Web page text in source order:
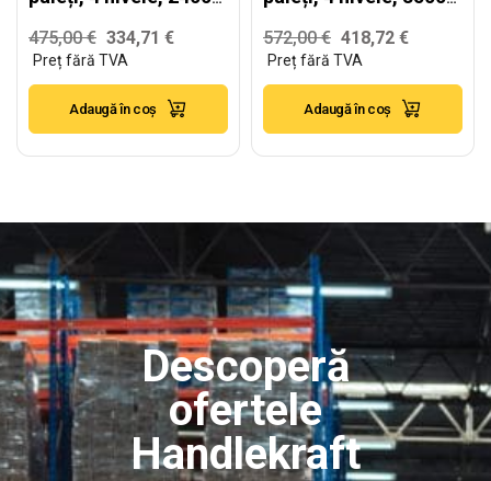
kg/nivel – H:6000mm
x L:1980mm x
W:1100mm, 2400
kg/nivel
475,00€ 334,71 €
Adaugă în coș
kg/nivel – H:6000mm
x L:2880mm x
W:1100mm, 3500
kg/nivel
572,00€ 418,72 €
Adaugă în coș
Descoperă
ofertele
Handlekraft